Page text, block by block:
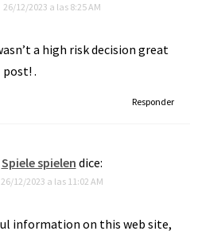
26/12/2023 a las 8:25 AM
a high risk decision great
post! .
Responder
Spiele spielen dice:
26/12/2023 a las 11:02 AM
information on this web site,